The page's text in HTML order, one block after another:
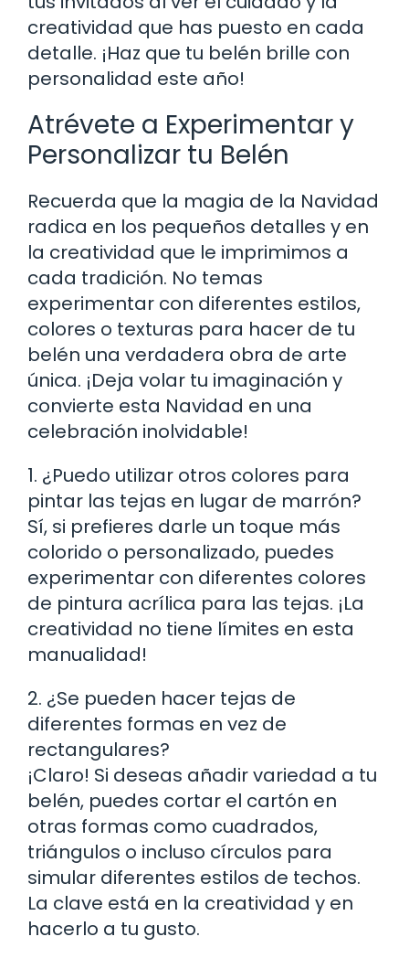
creatividad que has puesto en cada
detalle. ¡Haz que tu belén brille con
personalidad este año!
Atrévete a Experimentar y
Personalizar tu Belén
Recuerda que la magia de la Navidad
radica en los pequeños detalles y en
la creatividad que le imprimimos a
cada tradición. No temas
experimentar con diferentes estilos,
colores o texturas para hacer de tu
belén una verdadera obra de arte
única. ¡Deja volar tu imaginación y
convierte esta Navidad en una
celebración inolvidable!
1. ¿Puedo utilizar otros colores para
pintar las tejas en lugar de marrón?
Sí, si prefieres darle un toque más
colorido o personalizado, puedes
experimentar con diferentes colores
de pintura acrílica para las tejas. ¡La
creatividad no tiene límites en esta
manualidad!
2. ¿Se pueden hacer tejas de
diferentes formas en vez de
rectangulares?
¡Claro! Si deseas añadir variedad a tu
belén, puedes cortar el cartón en
otras formas como cuadrados,
triángulos o incluso círculos para
simular diferentes estilos de techos.
La clave está en la creatividad y en
hacerlo a tu gusto.